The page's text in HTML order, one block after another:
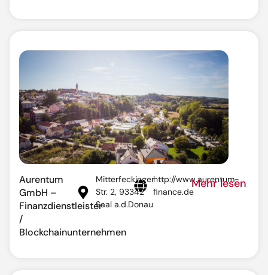
Aurentum
GmbH –
Finanzdienstleister
/
Blockchainunternehmen
Mitterfeckinger
Str. 2, 93342
Saal a.d.Donau
http://www.aurentum-
finance.de
Mehr lesen